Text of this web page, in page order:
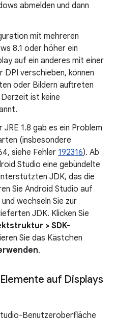
abmelden und dann
mit mehreren
8.1 oder höher ein
auf ein anderes mit einer
DPI verschieben, können
oder Bildern auftreten
Derzeit ist keine
1.8 gab es ein Problem
(insbesondere
siehe Fehler 192316). Ab
Studio eine gebündelte
JDK, das die
Sie Android Studio auf
wechseln Sie zur
JDK. Klicken Sie
> SDK-
Sie das Kästchen
.
auf Displays
Benutzeroberfläche